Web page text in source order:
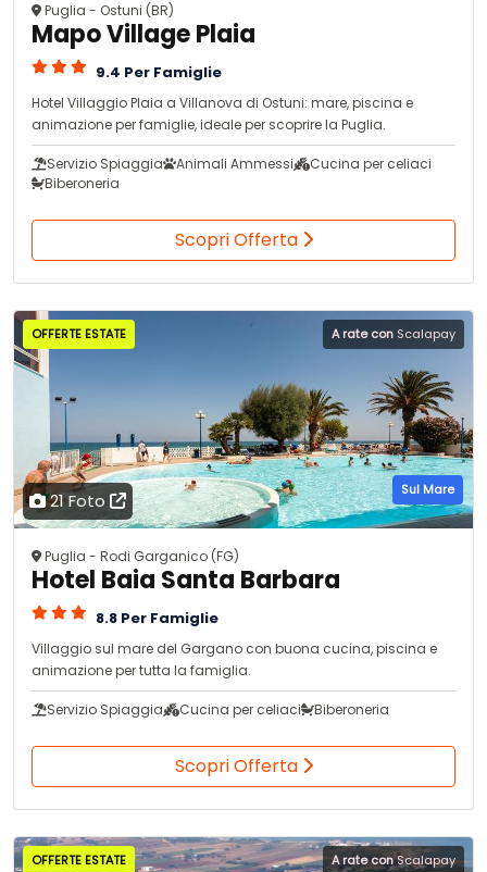
Puglia - Ostuni (BR)
Mapo Village Plaia
9.4 Per Famiglie
Hotel Villaggio Plaia a Villanova di Ostuni: mare, piscina e
animazione per famiglie, ideale per scoprire la Puglia.
Servizio Spiaggia Animali Ammessi
Cucina per celiaci
Biberoneria
Scopri Offerta
21 Foto
OFFERTE ESTATE A rate con Scalapay
Sul Mare
Puglia - Rodi Garganico (FG)
Hotel Baia Santa Barbara
8.8 Per Famiglie
Villaggio sul mare del Gargano con buona cucina, piscina e
animazione per tutta la famiglia.
Servizio Spiaggia Cucina per celiaci Biberoneria
Scopri Offerta
OFFERTE ESTATE A rate conScalapay